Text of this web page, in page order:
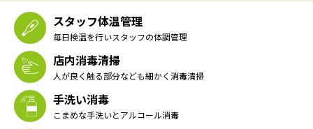
スタッフ体温管理
毎日検温を行いスタッフの体調管理
店内消毒清掃
人が良く触る部分なども細かく消毒清掃
手洗い消毒
こまめな手洗いとアルコール消毒